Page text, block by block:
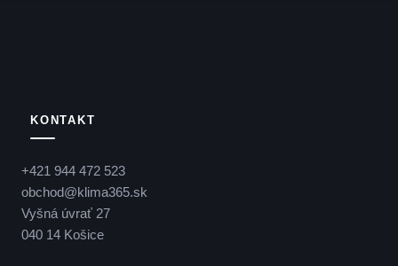
KONTAKT
+421 944 472 523
obchod@klima365.sk
Vyšná úvrať 27
040 14 Košice